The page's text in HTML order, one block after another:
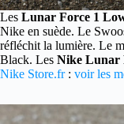
Les Lunar Force 1
Nike en suède. Le
réfléchit la lumière. Le
Black. Les Nike Lunar
Nike Store.fr: voir les